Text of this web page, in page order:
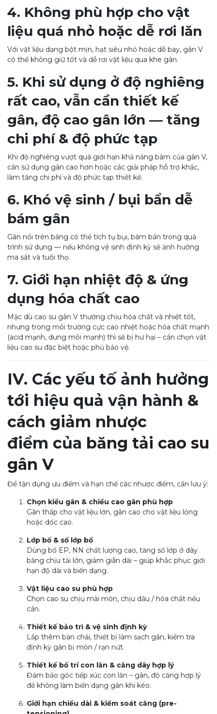
4. Không phù hợp cho vật
liệu quá nhỏ hoặc dễ rơi lăn
Với vật liệu dạng bột mịn, hạt siêu nhỏ hoặc dễ bay, gân V
có thể không giữ tốt và dễ rơi vật liệu qua khe gân.
5. Khi sử dụng ở độ nghiêng
rất cao, vẫn cần thiết kế
gân, độ cao gân lớn — tăng
chi phí & độ phức tạp
Khi độ nghiêng vượt quá giới hạn khả năng bám của gân V,
cần sử dụng gân cao hơn hoặc các giải pháp hỗ trợ khác,
làm tăng chi phí và độ phức tạp thiết kế.
6. Khó vệ sinh / bụi bẩn dễ
bám gân
Gân nổi trên băng có thể tích tụ bụi, bám bẩn trong quá
trình sử dụng — nếu không vệ sinh định kỳ sẽ ảnh hưởng
ma sát và tuổi thọ.
7. Giới hạn nhiệt độ & ứng
dụng hóa chất cao
Mặc dù cao su gân V thường chịu hóa chất và nhiệt tốt,
nhưng trong môi trường cực cao nhiệt hoặc hóa chất mạnh
(acid mạnh, dung môi mạnh) thì sẽ bị hư hại – cần chọn vật
liệu cao su đặc biệt hoặc phủ bảo vệ.
IV. Các yếu tố ảnh hưởng
tới hiệu quả vận hành &
cách giảm nhược
điểm của băng tải cao su
gân V
Để tận dụng ưu điểm và hạn chế các nhược điểm, cần lưu ý:
Chọn kiểu gân & chiều cao gân phù hợp
Gân thấp cho vật liệu lớn, gân cao cho vật liệu lỏng
hoặc dốc cao.
Lớp bố & số lớp bố
Dùng bố EP, NN chất lượng cao, tăng số lớp ở dây
băng chịu tải lớn, giảm giãn dài – giúp khắc phục giới
hạn độ dài và biến dạng.
Vật liệu cao su phù hợp
Chọn cao su chịu mài mòn, chịu dầu / hóa chất nếu
cần.
Thiết kế bảo trì & vệ sinh định kỳ
Lắp thêm bàn chải, thiết bị làm sạch gân, kiểm tra
định kỳ gân bị mòn / rạn nứt.
Thiết kế bố trí con lăn & căng dây hợp lý
Đảm bảo góc tiếp xúc con lăn – gân, độ căng hợp lý
để không làm biến dạng gân khi kéo.
Giới hạn chiều dài & kiểm soát căng (pre-